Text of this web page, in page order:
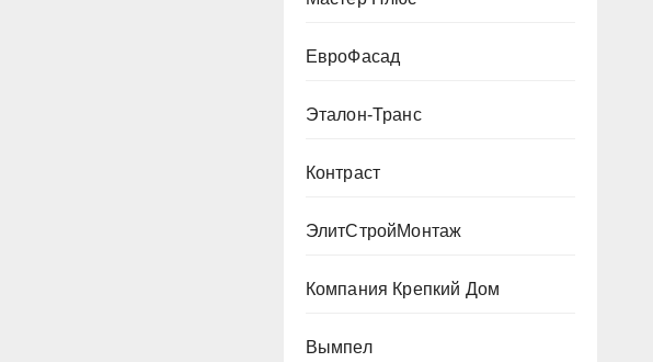
ЕвроФасад
Эталон-Транс
Контраст
ЭлитСтройМонтаж
Компания Крепкий Дом
Вымпел